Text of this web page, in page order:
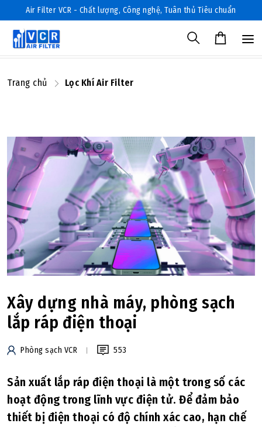
Air Filter VCR - Chất lượng, Công nghệ, Tuân thủ Tiêu chuẩn
Trang chủ Lọc Khí Air Filter
Xây dựng nhà máy, phòng sạch
lắp ráp điện thoại
Phòng sạch VCR 553
Sản xuất lắp ráp điện thoại là một trong số các
hoạt động trong lĩnh vực điện tử. Để đảm bảo
thiết bị điện thoại có độ chính xác cao, hạn chế